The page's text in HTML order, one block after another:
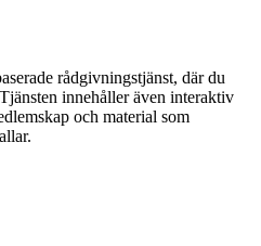
rådgivningstjänst, där du
innehåller även interaktiv
och material som